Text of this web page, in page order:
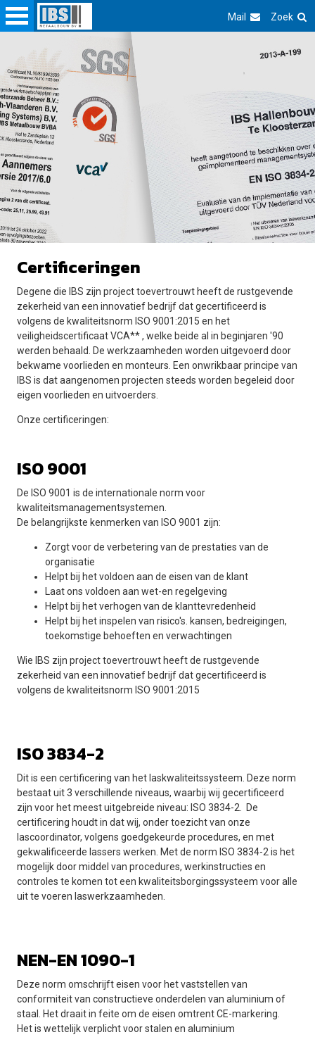
Mail Zoek
Certificeringen
Degene die IBS zijn project toevertrouwt heeft de rustgevende
zekerheid van een innovatief bedrijf dat gecertificeerd is
volgens de kwaliteitsnorm ISO 9001:2015 en het
veiligheidscertificaat VCA** , welke beide al in beginjaren '90
werden behaald. De werkzaamheden worden uitgevoerd door
bekwame voorlieden en monteurs. Een onwrikbaar principe van
IBS is dat aangenomen projecten steeds worden begeleid door
eigen voorlieden en uitvoerders.
Onze certificeringen:
ISO 9001
De ISO 9001 is de internationale norm voor
kwaliteitsmanagementsystemen.
De belangrijkste kenmerken van ISO 9001 zijn:
Zorgt voor de verbetering van de prestaties van de
organisatie
Helpt bij het voldoen aan de eisen van de klant
Laat ons voldoen aan wet-en regelgeving
Helpt bij het verhogen van de klanttevredenheid
Helpt bij het inspelen van risico's. kansen, bedreigingen,
toekomstige behoeften en verwachtingen
Wie IBS zijn project toevertrouwt heeft de rustgevende
zekerheid van een innovatief bedrijf dat gecertificeerd is
volgens de kwaliteitsnorm ISO 9001:2015
ISO 3834-2
Dit is een certificering van het laskwaliteitssysteem. Deze norm
bestaat uit 3 verschillende niveaus, waarbij wij gecertificeerd
zijn voor het meest uitgebreide niveau: ISO 3834-2. De
certificering houdt in dat wij, onder toezicht van onze
lascoordinator, volgens goedgekeurde procedures, en met
gekwalificeerde lassers werken. Met de norm ISO 3834-2 is het
mogelijk door middel van procedures, werkinstructies en
controles te komen tot een kwaliteitsborgingssysteem voor alle
uit te voeren laswerkzaamheden.
NEN-EN 1090-1
Deze norm omschrijft eisen voor het vaststellen van
conformiteit van constructieve onderdelen van aluminium of
staal. Het draait in feite om de eisen omtrent CE-markering.
Het is wettelijk verplicht voor stalen en aluminium